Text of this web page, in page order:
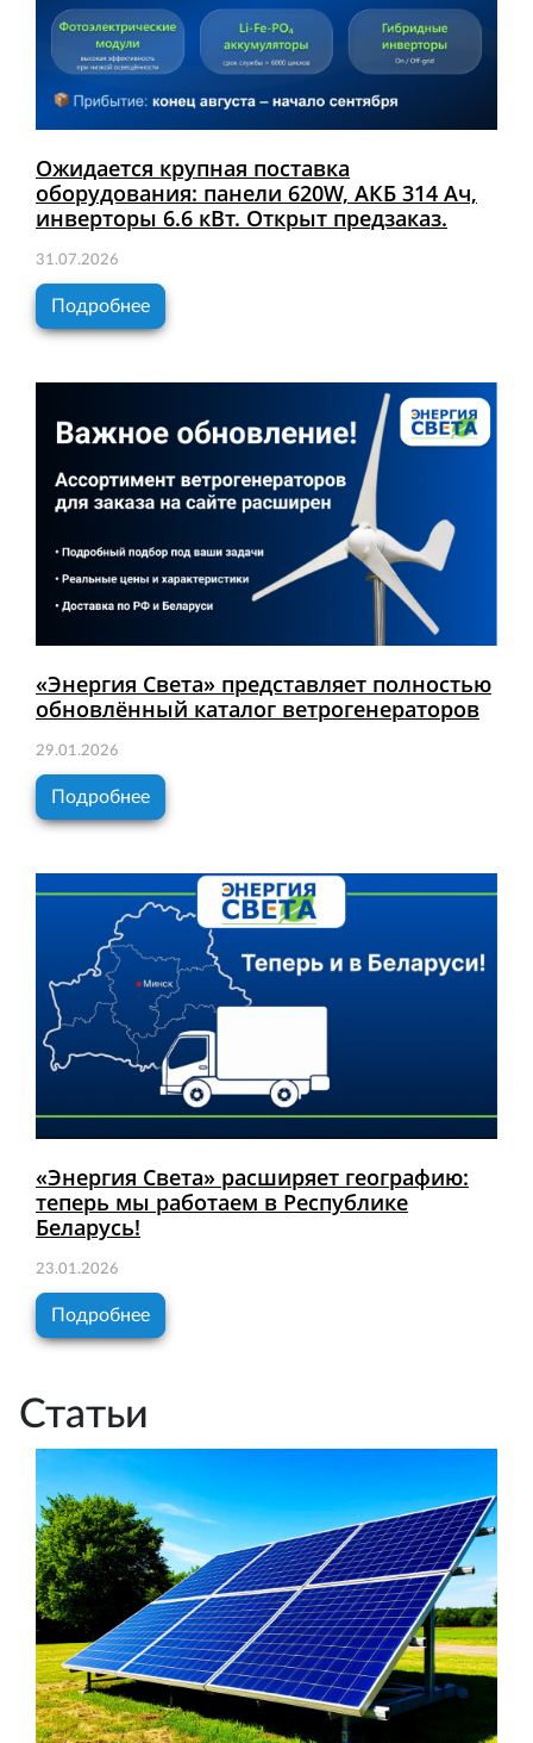
Ожидается крупная поставка
оборудования: панели 620W, АКБ 314 Ач,
инверторы 6.6 кВт. Открыт предзаказ.
31.07.2026
Подробнее
«Энергия Света» представляет полностью
обновлённый каталог ветрогенераторов
29.01.2026
Подробнее
«Энергия Света» расширяет географию:
теперь мы работаем в Республике
Беларусь!
23.01.2026
Подробнее
Статьи